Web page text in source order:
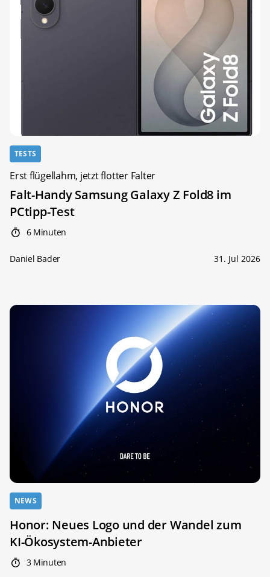
TESTS
Erst flügellahm, jetzt flotter Falter
Falt-Handy Samsung Galaxy Z Fold8 im
PCtipp-Test
6 Minuten
Daniel Bader 31. Jul 2026
NEWS
Honor: Neues Logo und der Wandel zum
KI-Ökosystem-Anbieter
3 Minuten